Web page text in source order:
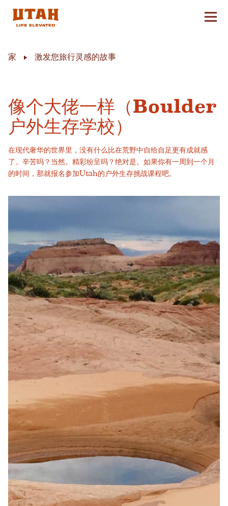
切换
家 激发您旅行灵感的故事
像个大佬一样（Boulder
户外生存学校）
在现代奢华的世界里，没有什么比在荒野中自给自足更有成就感
了。辛苦吗？当然。精彩纷呈吗？绝对是。如果你有一周到一个月
的时间，那就报名参加Utah的户外生存挑战课程吧。